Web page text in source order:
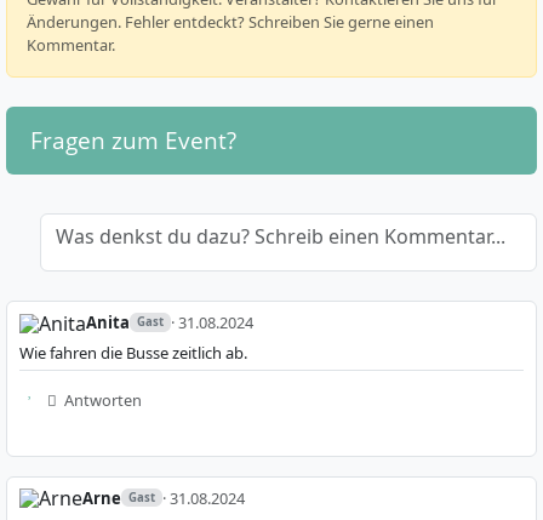
Änderungen. Fehler entdeckt? Schreiben Sie gerne einen
Kommentar.
Fragen zum Event?
Was denkst du dazu? Schreib einen Kommentar...
Anita Gast · 31.08.2024
Wie fahren die Busse zeitlich ab.
Antworten
Arne Gast · 31.08.2024